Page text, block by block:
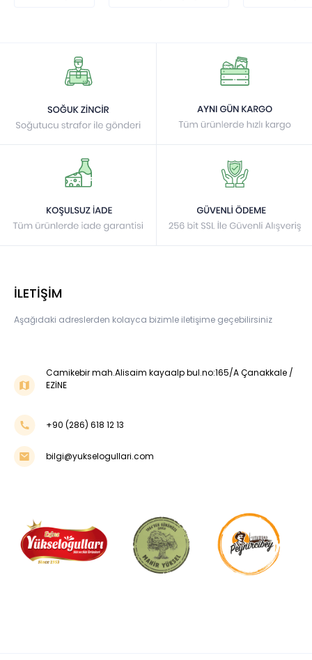
İLETİŞİM
Aşağıdaki adreslerden kolayca bizimle iletişime geçebilirsiniz
Camikebir mah.Alisaim kayaalp bul.no:165/A Çanakkale /
EZİNE
+90 (286) 618 12 13
bilgi@yukselogullari.com